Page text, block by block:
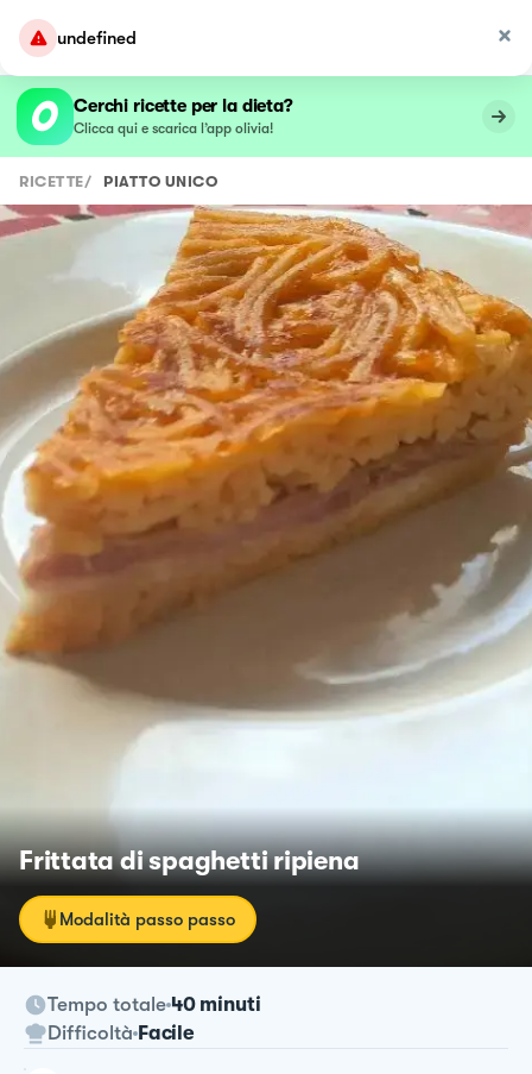
undefined
Cerchi ricette per la dieta?
Clicca qui e scarica l’app olivia!
RICETTE/ PIATTO UNICO
Frittata di spaghetti ripiena
Modalità passo passo
Tempo totale 40 minuti
Difficoltà Facile